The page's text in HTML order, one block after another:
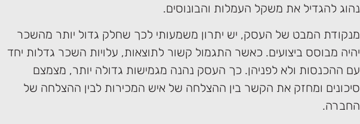
נהוג להגדיל את משקל העמלות והבונוסים.
מנקודת המבט של העסק, יש יתרון משמעותי לכך שחלק גדול יותר מהשכר
יהיה מבוסס ביצועים. כאשר התגמול קשור לתוצאות, עלויות השכר גדלות יחד
עם ההכנסות ולא לפניהן. כך העסק נהנה מגמישות גדולה יותר, מצמצם
סיכונים ומחזק את הקשר בין ההצלחה של איש המכירות לבין ההצלחה של
החברה.